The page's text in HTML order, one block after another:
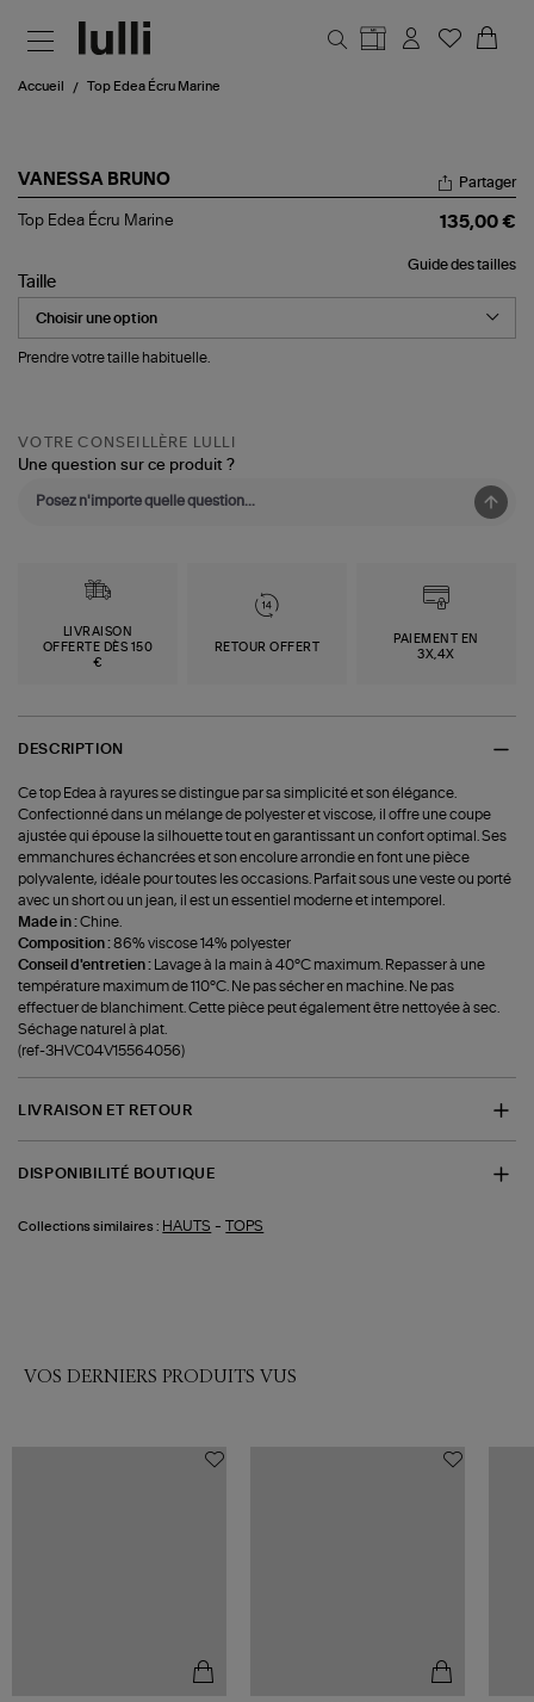
Accueil Top Edea Écru Marine
VANESSA BRUNO
Top
Marine
Partager
Top Edea Écru Marine 135,00 €
Guide des tailles
Taille
Prendre votre taille habituelle.
VOTRE CONSEILLÈRE LULLI
Une question sur ce produit ?
LIVRAISON
OFFERTE DÈS 150
€
RETOUR OFFERT
PAIEMENT EN
3X,4X
DESCRIPTION
Ce top Edea à rayures se distingue par sa simplicité et son élégance.
Confectionné dans un mélange de polyester et viscose, il offre une coupe
ajustée qui épouse la silhouette tout en garantissant un confort optimal. Ses
emmanchures échancrées et son encolure arrondie en font une pièce
polyvalente, idéale pour toutes les occasions. Parfait sous une veste ou porté
avec un short ou un jean, il est un essentiel moderne et intemporel.
Made in :Chine.
Composition :86% viscose 14% polyester
Conseil d'entretien :
Lavage à la main à 40°C maximum. Repasser à une
température maximum de 110°C. Ne pas sécher en machine. Ne pas
effectuer de blanchiment. Cette pièce peut également être nettoyée à sec.
Séchage naturel à plat.
(ref-3HVC04V15564056)
LIVRAISON ET RETOUR
DISPONIBILITÉ BOUTIQUE
Collections similaires : HAUTS -TOPS
VOS DERNIERS PRODUITS VUS